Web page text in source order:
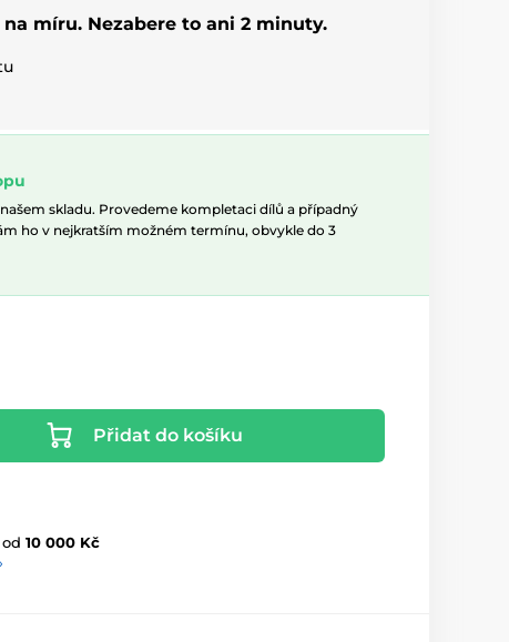
míru. Nezabere to ani 2 minuty.
skladu. Provedeme kompletaci dílů a případný
ho v nejkratším možném termínu, obvykle do 3
Přidat do košíku
od 10 000 Kč